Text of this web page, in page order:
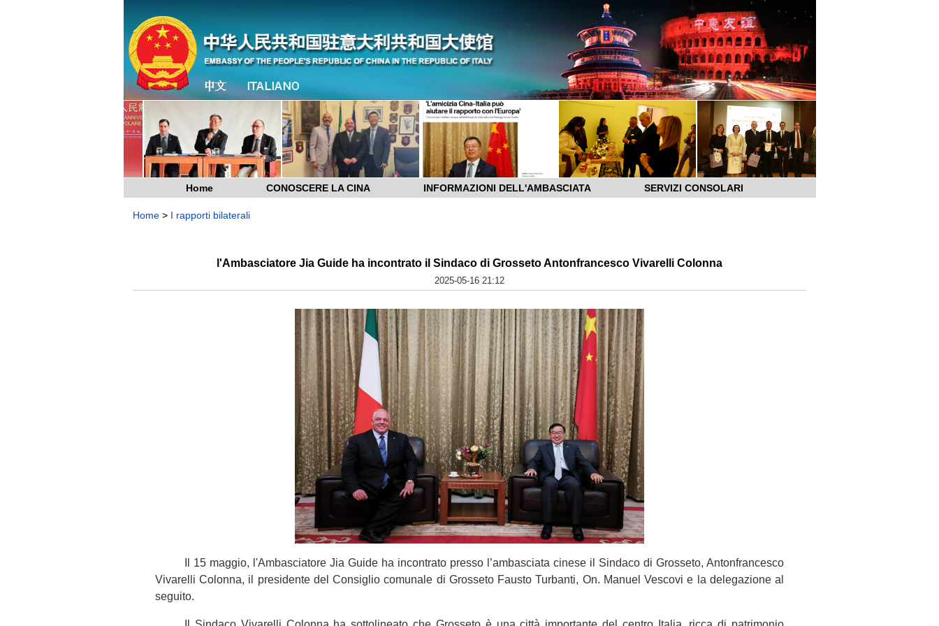
Home CONOSCERE LA CINA INFORMAZIONI DELL'AMBASCIATA SERVIZI CONSOLARI
Home > I rapporti bilaterali
l'Ambasciatore Jia Guide ha incontrato il Sindaco di Grosseto Antonfrancesco Vivarelli Colonna
2025-05-16 21:12
Il 15 maggio, l'Ambasciatore Jia Guide ha incontrato presso l’ambasciata cinese il Sindaco di Grosseto, Antonfrancesco
Vivarelli Colonna, il presidente del Consiglio comunale di Grosseto Fausto Turbanti, On. Manuel Vescovi e la delegazione al
seguito.